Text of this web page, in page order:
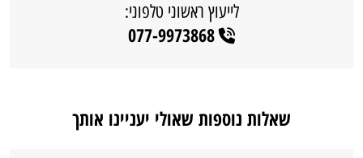
לייעוץ ראשוני טלפוני:
077-9973868
שאלות נוספות שאולי יעניינו אותך